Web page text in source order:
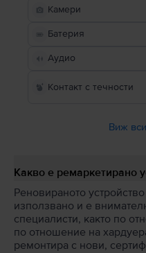
Камери
Батерия
Аудио
Контакт с течности
Виж
Какво е ремаркетирано
Реновираното
използвано и е
специалисти, както по
по отношение на
ремонтира с нови,